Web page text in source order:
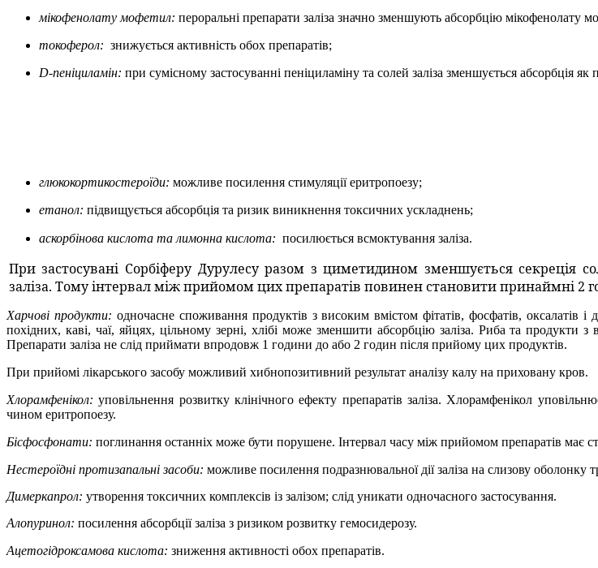
мікофенолату мофетил: пероральні препарати заліза значно зменшують абсорбцію мікофенолату
токоферол: знижується активність обох препаратів;
D-пеніциламін: при сумісному застосуванні пеніциламіну та солей заліза зменшується абсорбція
глюкокортикостероїди: можливе посилення стимуляції еритропоезу;
етанол: підвищується абсорбція та ризик виникнення токсичних ускладнень;
аскорбінова кислота та лимонна кислота: посилюється всмоктування заліза.
При застосувані Сорбіферу Дурулесу разом з циметидином зменшується
заліза. Тому інтервал між прийомом цих препаратів повинен становити принаймні 2
Харчові продукти: одночасне споживання продуктів з високим вмістом фітатів, фосфатів,
похідних, каві, чаї, яйцях, цільному зерні, хлібі може зменшити абсорбцію заліза. Риба та продукти
Препарати заліза не слід приймати впродовж 1 години до або 2 годин після прийому цих продуктів.
При прийомі лікарського засобу можливий хибнопозитивний результат аналізу калу на приховану кров.
Хлорамфенікол: уповільнення розвитку клінічного ефекту препаратів заліза. Хлорамфенікол
чином еритропоезу.
Бісфосфонати: поглинання останніх може бути порушене. Інтервал часу між прийомом препаратів має
Нестероїдні протизапальні засоби: можливе посилення подразнювальної дії заліза на слизову оболонку
Димеркапрол: утворення токсичних комплексів із залізом; слід уникати одночасного застосування.
Алопуринол: посилення абсорбції заліза з ризиком розвитку гемосидерозу.
Ацетогідроксамова кислота: зниження активності обох препаратів.